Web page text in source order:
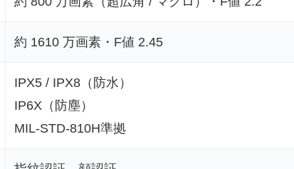
約 1610 万画素・F値 2.45
IPX5 / IPX8（防水）
IP6X（防塵）
MIL-STD-810H準拠